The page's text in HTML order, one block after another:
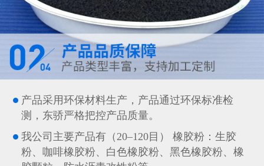
产品采用环保材料生产，产品通过环保标准检
测，东骄严格把控产品质量。
我公司主要产品有（20–120目） 橡胶粉：生胶
粉、咖啡橡胶粉、白色橡胶粉、黑色橡胶粉、橡